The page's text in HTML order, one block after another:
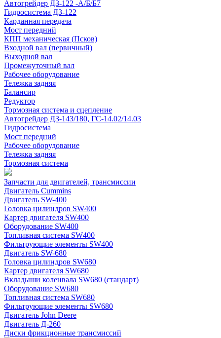
Автогрейдер ДЗ-122 -А/Б/Б7
Гидросистема ДЗ-122
Карданная передача
Мост передний
КПП механическая (Псков)
Входной вал (первичный)
Выходной вал
Промежуточный вал
Рабочее оборудование
Тележка задняя
Балансир
Редуктор
Тормозная система и сцепление
Автогрейдер ДЗ-143/180, ГС-14.02/14.03
Гидросистема
Мост передний
Рабочее оборудование
Тележка задняя
Тормозная система
Запчасти для двигателей, трансмиссии
Двигатель Cummins
Двигатель SW-400
Головка цилиндров SW400
Картер двигателя SW400
Оборудование SW400
Топливная система SW400
Фильтрующие элементы SW400
Двигатель SW-680
Головка цилиндров SW680
Картер двигателя SW680
Вкладыши коленвала SW680 (стандарт)
Оборудование SW680
Топливная система SW680
Фильтрующие элементы SW680
Двигатель John Deere
Двигатель Д-260
Диски фрикционные трансмиссий